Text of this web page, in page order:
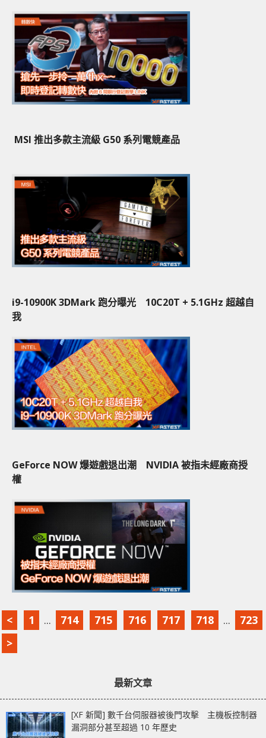
MSI 推出多款主流級 G50 系列電競產品
i9-10900K 3DMark 跑分曝光 10C20T + 5.1GHz 超越自
我
GeForce NOW 爆遊戲退出潮 NVIDIA 被指未經廠商授
權
< 1 ... 714 715 716 717 718 ...
723
>
最新文章
[XF 新聞] 數千台伺服器被後門攻擊 主機板控制器
漏洞部分甚至超過 10 年歷史